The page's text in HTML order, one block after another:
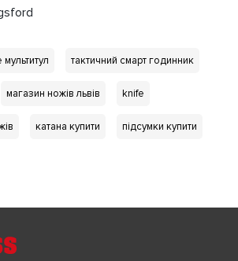
тактичний смарт годинник
магазин ножів львів knife
катана купити підсумки купити